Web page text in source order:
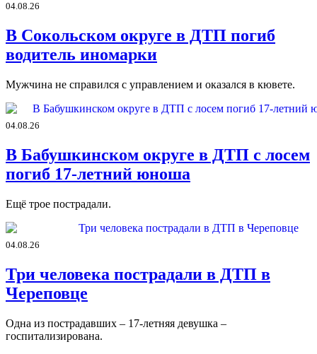
04.08.26
В Сокольском округе в ДТП погиб
водитель иномарки
Мужчина не справился с управлением и оказался в кювете.
04.08.26
В Бабушкинском округе в ДТП с лосем
погиб 17-летний юноша
Ещё трое пострадали.
04.08.26
Три человека пострадали в ДТП в
Череповце
Одна из пострадавших – 17-летняя девушка –
госпитализирована.